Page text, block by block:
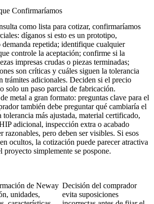
Confirmaríamos
como lista para cotizar, confirmaríamos
díganos si esto es un prototipo,
repetida; identifique cualquier
controle la aceptación; confirme si la
impresas crudas o piezas terminadas;
son críticas y cuáles siguen la tolerancia
trámites adicionales. Deciden si el precio
solo un paso parcial de fabricación.
metal a gran formato: preguntas clave para el
también debe preguntar qué cambiaría el
más ajustada, material certificado,
adicional, inspección extra o acabado
razonables, pero deben ser visibles. Si esos
ocultos, la cotización puede parecer atractiva
proyecto simplemente se pospone.
de Neway Decisión del comprador
unidades,
evita suposiciones